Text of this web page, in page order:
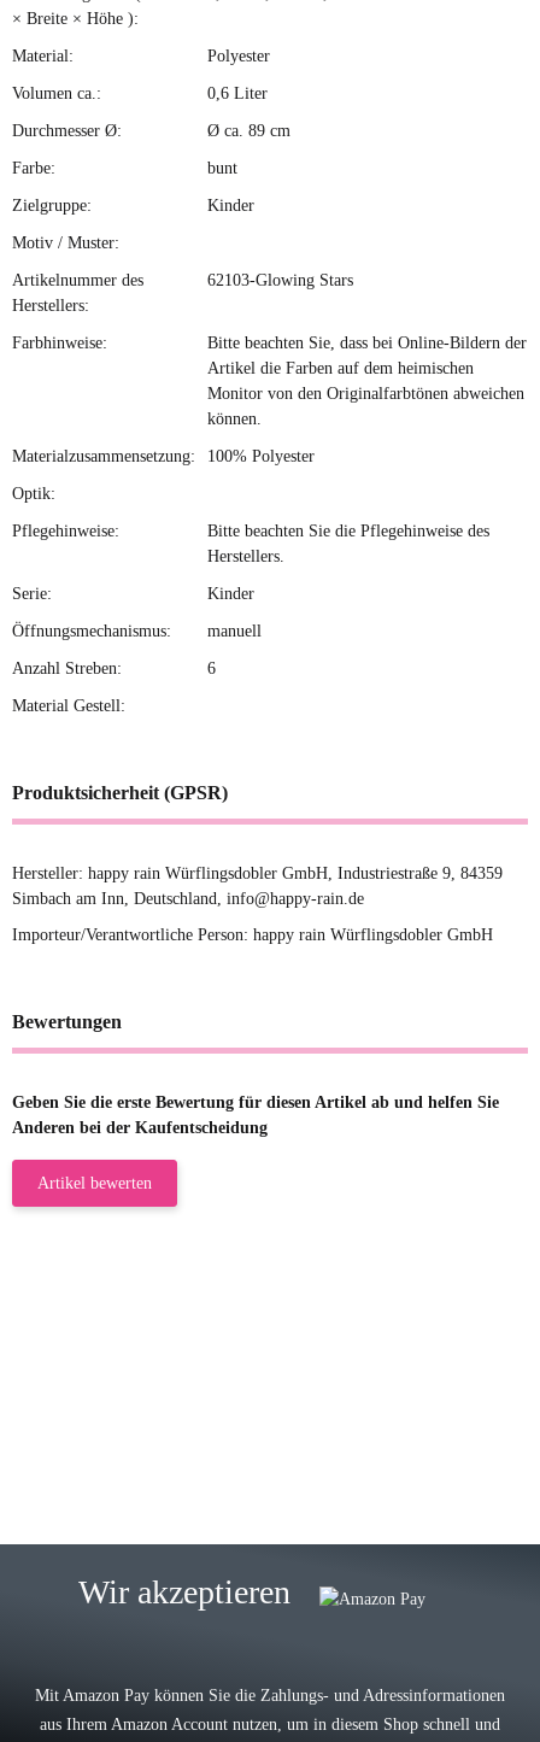
× Breite × Höhe ):
Material: Polyester
Volumen ca.: 0,6 Liter
Durchmesser Ø: Ø ca. 89 cm
Farbe: bunt
Zielgruppe: Kinder
Motiv / Muster:
Artikelnummer des
Herstellers:
62103-Glowing Stars
Farbhinweise:
Bitte beachten Sie, dass bei Online-Bildern der
Artikel die Farben auf dem heimischen
Monitor von den Originalfarbtönen abweichen
können.
Materialzusammensetzung: 100% Polyester
Optik:
Pflegehinweise:
Bitte beachten Sie die Pflegehinweise des
Herstellers.
Serie: Kinder
Öffnungsmechanismus: manuell
Anzahl Streben: 6
Material Gestell:
Produktsicherheit (GPSR)
Hersteller: happy rain Würflingsdobler GmbH, Industriestraße 9, 84359
Simbach am Inn, Deutschland, info@happy-rain.de
Importeur/Verantwortliche Person: happy rain Würflingsdobler GmbH
Bewertungen
Geben Sie die erste Bewertung für diesen Artikel ab und helfen Sie
Anderen bei der Kaufentscheidung
Artikel bewerten
Lieferung, man kann bedenkenlos
Wir akzeptieren
Mit Amazon Pay können Sie die Zahlungs- und Adressinformationen
aus Ihrem Amazon Account nutzen, um in diesem Shop schnell und